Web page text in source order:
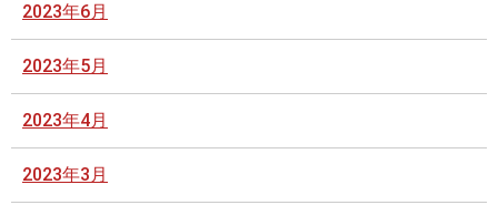
2023年6月
2023年5月
2023年4月
2023年3月